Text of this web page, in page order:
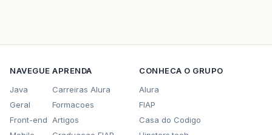
NAVEGUE
Java
Geral
Front-end
APRENDA
Carreiras Alura
Formacoes
Artigos
CONHECA O GRUPO
Alura
FIAP
Casa do Codigo